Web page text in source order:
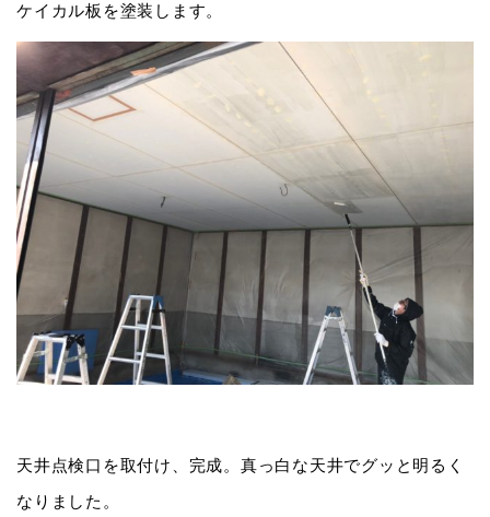
ケイカル板を塗装します。
天井点検口を取付け、完成。真っ白な天井でグッと明るく
なりました。